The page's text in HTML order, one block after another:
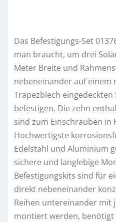
Das Befestigungs-Set
man braucht, um drei
Meter Breite und
nebeneinander auf
Trapezblech eingedeckten
befestigen. Die zehn
sind zum Einschrauben
Hochwertigste
Edelstahl und Aluminium
sichere und langlebige
Befestigungskits sind für
direkt nebeneinander
Reihen untereinander mit
montiert werden, benötigt